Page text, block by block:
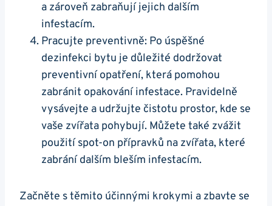
a zároveň zabraňují jejich dalším
infestacím.
Pracujte preventivně: Po úspěšné
dezinfekci bytu je důležité dodržovat
preventivní opatření, která pomohou
zabránit opakování infestace. Pravidelně
vysávejte a udržujte čistotu prostor, kde se
vaše zvířata pohybují. Můžete také zvážit
použití spot-on přípravků na zvířata, které
zabrání dalším bleším infestacím.
Začněte s těmito účinnými krokymi a zbavte se